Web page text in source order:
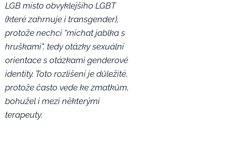
LGB místo obvyklejšího LGBT
(které zahrnuje i transgender),
protože nechci "míchat jablka s
hruškami", tedy otázky sexuální
orientace s otázkami genderové
identity. Toto rozlišení je důležité,
protože často vede ke zmatkům,
bohužel i mezi některými
terapeuty.